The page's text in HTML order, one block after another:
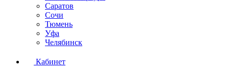
Саратов
Сочи
Тюмень
Уфа
Челябинск
Кабинет